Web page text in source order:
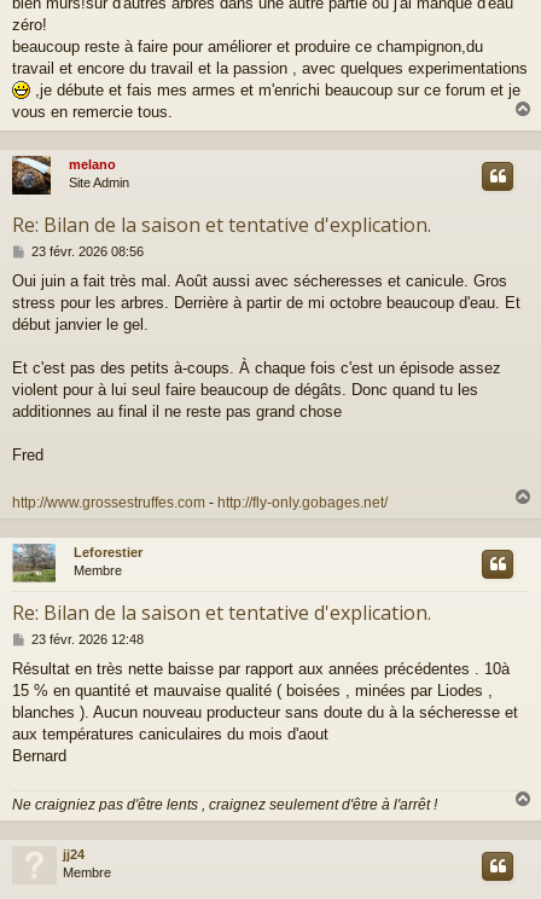
zéro!
beaucoup reste à faire pour améliorer et produire ce champignon,du
travail et encore du travail et la passion , avec quelques experimentations
,je débute et fais mes armes et m'enrichi beaucoup sur ce forum et je
vous en remercie tous.
a
melano
Site Admin
Re: Bilan de la saison et tentative d'explication.
M
s
s
a
23 févr. 2026 08:56
Oui juin a fait très mal. Août aussi avec sécheresses et canicule. Gros
stress pour les arbres. Derrière à partir de mi octobre beaucoup d'eau. Et
début janvier le gel.
Et c'est pas des petits à-coups. À chaque fois c'est un épisode assez
violent pour à lui seul faire beaucoup de dégâts. Donc quand tu les
additionnes au final il ne reste pas grand chose
Fred
http://www.grossestruffes.com - http://fly-only.gobages.net/
u
Leforestier
Membre
Re: Bilan de la saison et tentative d'explication.
M
s
s
a
g
23 févr. 2026 12:48
Résultat en très nette baisse par rapport aux années précédentes . 10à
15 % en quantité et mauvaise qualité ( boisées , minées par Liodes ,
blanches ). Aucun nouveau producteur sans doute du à la sécheresse et
aux températures caniculaires du mois d'aout
Bernard
Ne craigniez pas d'être lents , craignez seulement d'être à l'arrêt !
a
jj24
Membre